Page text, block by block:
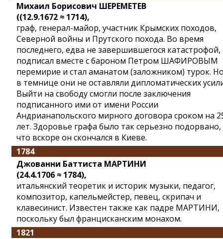
Михаил Борисович ШЕРЕМЕТЕВ
((12.9.1672 ≈ 1714),
граф, генерал-майор, участник Крымских походов,
Северной войны и Прутского похода. Во время
последнего, едва не завершившегося катастрофой,
подписал вместе с бароном Петром ШАФИРОВЫМ
перемирие и стал аманатом (заложником) турок.
в темнице они не оставляли дипломатических
Выйти на свободу смогли после заключения
подписанного ими от имени России
Андрианапольского мирного договора сроком на
лет. Здоровье графа было так серьезно подорвано,
что вскоре он скончался в Киеве.
1784
Джованни Баттиста МАРТИНИ
(24.4.1706 ≈ 1784),
итальянский теоретик и историк музыки, педагог,
композитор, капельмейстер, певец, скрипач и
клавесинист. Известен также как падре МАРТИНИ,
поскольку был францисканским монахом.
1821